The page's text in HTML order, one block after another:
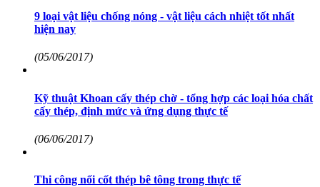
9 loại vật liệu chống nóng - vật liệu cách nhiệt tốt nhất
hiện nay
(05/06/2017)
Kỹ thuật Khoan cấy thép chờ - tổng hợp các loại hóa chất
cấy thép, định mức và ứng dụng thực tế
(06/06/2017)
Thi công nối cốt thép bê tông trong thực tế